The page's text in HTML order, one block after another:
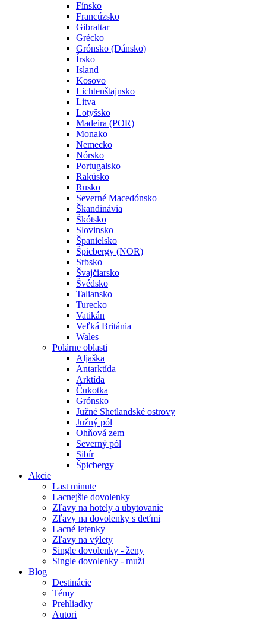
Fínsko
Francúzsko
Gibraltar
Grécko
Grónsko (Dánsko)
Írsko
Island
Kosovo
Lichtenštajnsko
Litva
Lotyšsko
Madeira (POR)
Monako
Nemecko
Nórsko
Portugalsko
Rakúsko
Rusko
Severné Macedónsko
Škandinávia
Škótsko
Slovinsko
Španielsko
Špicbergy (NOR)
Srbsko
Švajčiarsko
Švédsko
Taliansko
Turecko
Vatikán
Veľká Británia
Wales
Polárne oblasti
Aljaška
Antarktída
Arktída
Čukotka
Grónsko
Južné Shetlandské ostrovy
Južný pól
Ohňová zem
Severný pól
Sibír
Špicbergy
Akcie
Last minute
Lacnejšie dovolenky
Zľavy na hotely a ubytovanie
Zľavy na dovolenky s deťmi
Lacné letenky
Zľavy na výlety
Single dovolenky - ženy
Single dovolenky - muži
Blog
Destinácie
Témy
Prehliadky
Autori